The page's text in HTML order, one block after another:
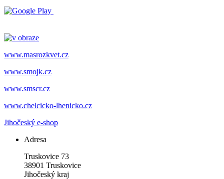
www.masrozkvet.cz
www.smojk.cz
www.smscr.cz
www.chelcicko-lhenicko.cz
Jihočeský e-shop
Adresa
Truskovice 73
38901 Truskovice
Jihočeský kraj